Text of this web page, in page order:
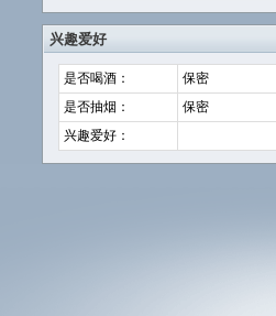
兴趣爱好
是否喝酒：
保密
是否抽烟：
保密
兴趣爱好：